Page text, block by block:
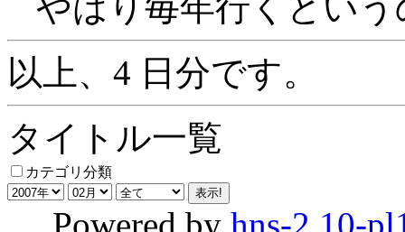
やはり毎年行くとい
以上、4 日分です。
タイトル一覧
カテゴリ分類